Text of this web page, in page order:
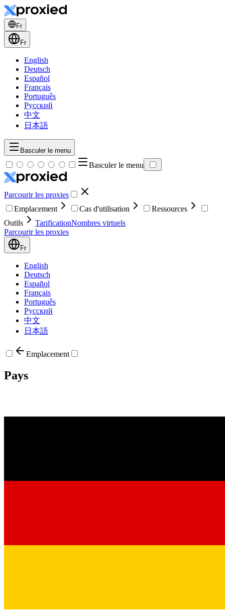
Fr
Fr
English
Deutsch
Español
Français
Português
Русский
中文
日本語
Basculer le menu
Basculer le menu
Parcourir les proxies
Emplacement
Cas d'utilisation
Ressources
Outils
TarificationNombres virtuels
Parcourir les proxies
Fr
English
Deutsch
Español
Français
Português
Русский
中文
日本語
Emplacement
Pays